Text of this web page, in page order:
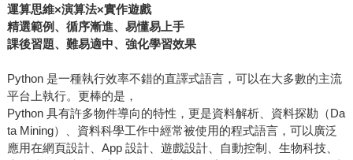
運算思維×演算法×實作遊戲
精選範例、循序漸進、易懂易上手
課後習題、難易適中、強化學習效果
Python 是一種執行效率不錯的直譯式語言，可以在大多數的主流
平台上執行。更棒的是，
Python 具有許多物件導向的特性，更是資料解析、資料探勘（Da
ta Mining）、資料科學工作中經常被使用的程式語言，可以廣泛
應用在網頁設計、App 設計、遊戲設計、自動控制、生物科技、